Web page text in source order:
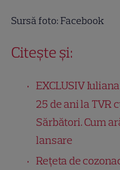
Sursă foto: Facebook
Citește și:
EXCLUSIV
25 de ani la TVR
Sărbători. Cum
lansare
Rețeta de